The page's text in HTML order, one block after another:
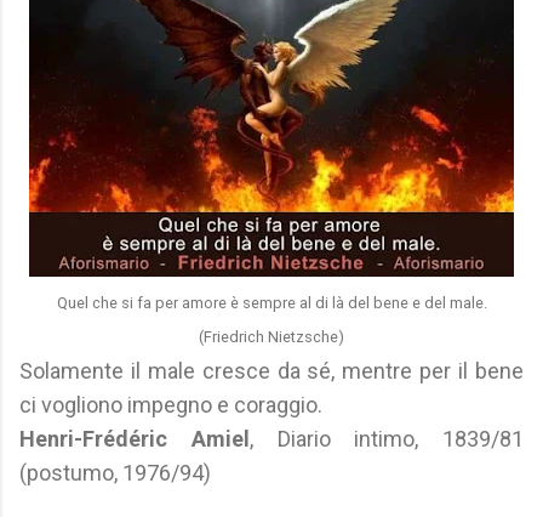
Quel che si fa per amore è sempre al di là del bene e del male.
(Friedrich Nietzsche)
Solamente il male cresce da sé, mentre per il bene
ci vogliono impegno e coraggio.
Henri-Frédéric Amiel , Diario intimo, 1839/81
(postumo, 1976/94)